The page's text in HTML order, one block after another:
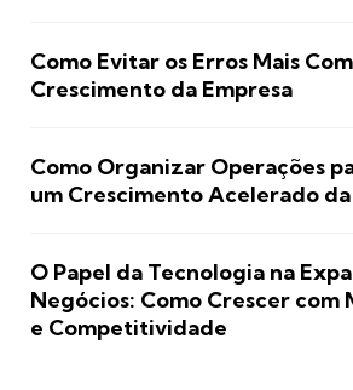
Como Evitar os Erros Mais
Crescimento da Empresa
Como Organizar Operações
um Crescimento Acelerado da
O Papel da Tecnologia na
Negócios: Como Crescer com
e Competitividade